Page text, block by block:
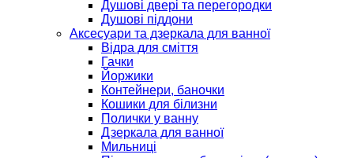
Душові двері та перегородки
Душові піддони
Аксесуари та дзеркала для ванної
Відра для сміття
Гачки
Йоржики
Контейнери, баночки
Кошики для білизни
Полички у ванну
Дзеркала для ванної
Мильниці